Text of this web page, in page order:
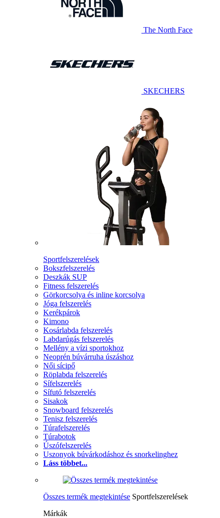
The North Face
SKECHERS
Sportfelszerelések
Bokszfelszerelés
Deszkák SUP
Fitness felszerelés
Görkorcsolya és inline korcsolya
Jóga felszerelés
Kerékpárok
Kimono
Kosárlabda felszerelés
Labdarúgás felszerelés
Mellény a vízi sportokhoz
Neoprén búvárruha úszáshoz
Női sícipő
Röplabda felszerelés
Sífelszerelés
Sífutó felszerelés
Sisakok
Snowboard felszerelés
Tenisz felszerelés
Túrafelszerelés
Túrabotok
Úszófelszerelés
Uszonyok búvárkodáshoz és snorkelinghez
Láss többet...
Összes termék megtekintése Sportfelszerelések
Márkák